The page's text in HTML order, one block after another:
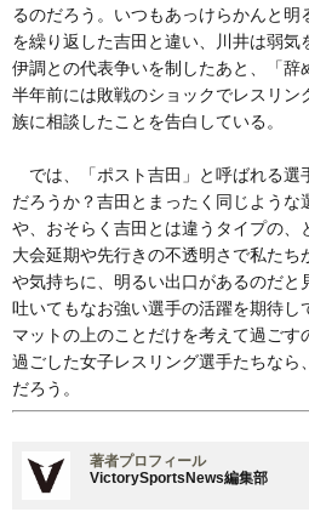
るのだろう。いつもあっけらかんと
を繰り返した吉田と違い、川井は弱気
伊調との代表争いを制したあと、「辞
半年前には敗戦のショックでレスリン
族に相談したことを告白している。
では、「ポスト吉田」と呼ばれる選
だろうか？吉田とまったく同じよう
や、おそらく吉田とは違うタイプの、
大会延期や先行きの不透明さで私た
や気持ちに、明るい出口があるのだと
吐いてもなお強い選手の活躍を期待し
マットの上のことだけを考えて過ごす
過ごした女子レスリング選手たちなら
だろう。
著者プロフィール
VictorySportsNews編集部